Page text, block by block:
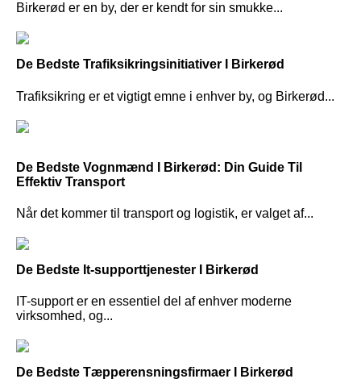
Birkerød er en by, der er kendt for sin smukke...
De Bedste Trafiksikringsinitiativer I Birkerød
Trafiksikring er et vigtigt emne i enhver by, og Birkerød...
De Bedste Vognmænd I Birkerød: Din Guide Til
Effektiv Transport
Når det kommer til transport og logistik, er valget af...
De Bedste It-supporttjenester I Birkerød
IT-support er en essentiel del af enhver moderne
virksomhed, og...
De Bedste Tæpperensningsfirmaer I Birkerød